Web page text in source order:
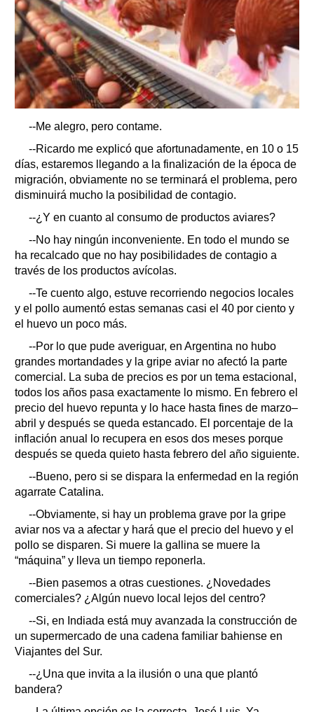
--Me alegro, pero contame.
--Ricardo me explicó que afortunadamente, en 10 o 15
días, estaremos llegando a la finalización de la época de
migración, obviamente no se terminará el problema, pero
disminuirá mucho la posibilidad de contagio.
--¿Y en cuanto al consumo de productos aviares?
--No hay ningún inconveniente. En todo el mundo se
ha recalcado que no hay posibilidades de contagio a
través de los productos avícolas.
--Te cuento algo, estuve recorriendo negocios locales
y el pollo aumentó estas semanas casi el 40 por ciento y
el huevo un poco más.
--Por lo que pude averiguar, en Argentina no hubo
grandes mortandades y la gripe aviar no afectó la parte
comercial. La suba de precios es por un tema estacional,
todos los años pasa exactamente lo mismo. En febrero el
precio del huevo repunta y lo hace hasta fines de marzo–
abril y después se queda estancado. El porcentaje de la
inflación anual lo recupera en esos dos meses porque
después se queda quieto hasta febrero del año siguiente.
--Bueno, pero si se dispara la enfermedad en la región
agarrate Catalina.
--Obviamente, si hay un problema grave por la gripe
aviar nos va a afectar y hará que el precio del huevo y el
pollo se disparen. Si muere la gallina se muere la
“máquina” y lleva un tiempo reponerla.
--Bien pasemos a otras cuestiones. ¿Novedades
comerciales? ¿Algún nuevo local lejos del centro?
--Si, en Indiada está muy avanzada la construcción de
un supermercado de una cadena familiar bahiense en
Viajantes del Sur.
--¿Una que invita a la ilusión o una que plantó
bandera?